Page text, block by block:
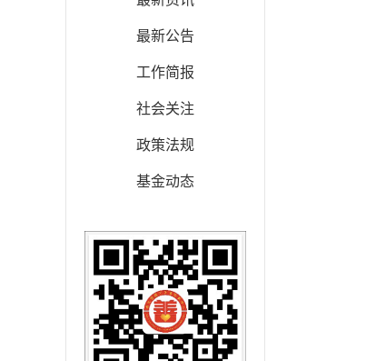
最新公告
工作简报
社会关注
政策法规
基金动态